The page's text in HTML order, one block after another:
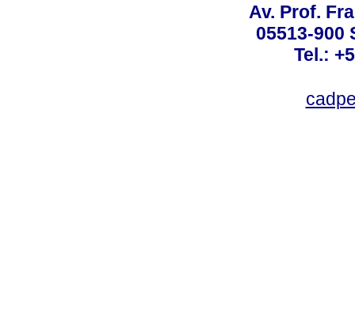
Av. Prof.
05513-900
Tel.: